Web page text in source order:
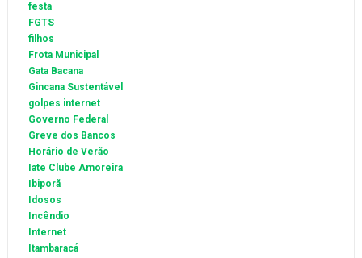
festa
FGTS
filhos
Frota Municipal
Gata Bacana
Gincana Sustentável
golpes internet
Governo Federal
Greve dos Bancos
Horário de Verão
Iate Clube Amoreira
Ibiporã
Idosos
Incêndio
Internet
Itambaracá